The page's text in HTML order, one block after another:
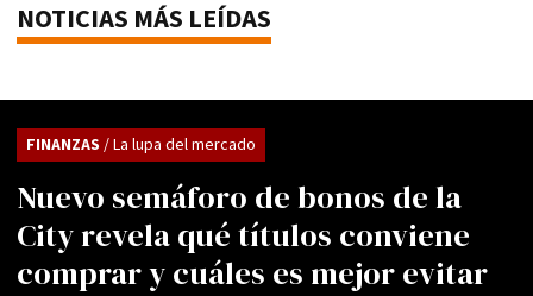
NOTICIAS MÁS LEÍDAS
Nuevo semáforo de bonos de la
City revela qué títulos conviene
comprar y cuáles es mejor evitar
FINANZAS / La lupa del mercado